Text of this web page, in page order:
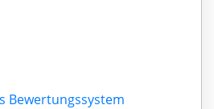
Bewertungssystem